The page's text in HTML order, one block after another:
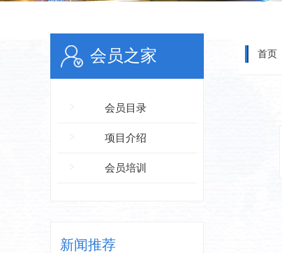
会员目录
项目介绍
会员培训
会员之家 首页
新闻推荐
广悦助力增城区永宁街简村村旧村
改造项目安置房启动区顺利奠基
年项目将覆盖广州30个地铁站点
马兴瑞主持召开省政府常务会议：
推进“三旧”改造促进高质量发展
交流活动 | “产城融合·活力湾区”城
区城市更新试点政策解析及案例分